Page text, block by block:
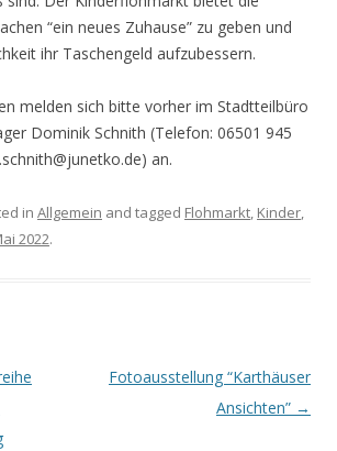
“ein neues Zuhause” zu geben und
ihr Taschengeld aufzubessern.
melden sich bitte vorher im Stadtteilbüro
Dominik Schnith (Telefon: 06501 945
an.
in Allgemein and tagged Flohmarkt, Kinder,
2022.
Fotoausstellung “Karthäuser
Ansichten” →